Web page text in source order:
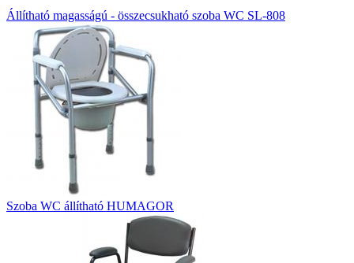
Állítható magasságú - összecsukható szoba WC SL-808
Szoba WC állítható HUMAGOR